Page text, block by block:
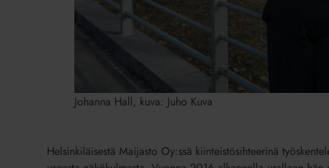
Johanna Hall, kuva: Juho Kuva
Helsinkiläisestä Maijasto Oy:ssä kiinteistösihteerinä